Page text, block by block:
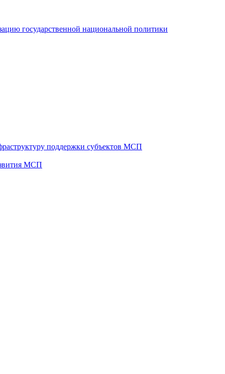
государственной национальной политики
поддержки субъектов МСП
МСП